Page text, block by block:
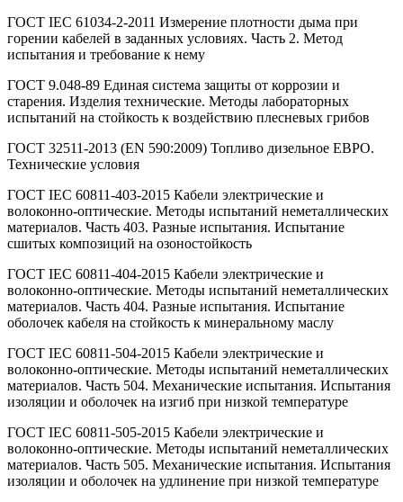
ГОСТ IEC 61034-2-2011 Измерение плотности дыма при
горении кабелей в заданных условиях. Часть 2. Метод
испытания и требование к нему
ГОСТ 9.048-89 Единая система защиты от коррозии и
старения. Изделия технические. Методы лабораторных
испытаний на стойкость к воздействию плесневых грибов
ГОСТ 32511-2013 (EN 590:2009) Топливо дизельное ЕВРО.
Технические условия
ГОСТ IEC 60811-403-2015 Кабели электрические и
волоконно-оптические. Методы испытаний неметаллических
материалов. Часть 403. Разные испытания. Испытание
сшитых композиций на озоностойкость
ГОСТ IEC 60811-404-2015 Кабели электрические и
волоконно-оптические. Методы испытаний неметаллических
материалов. Часть 404. Разные испытания. Испытание
оболочек кабеля на стойкость к минеральному маслу
ГОСТ IEC 60811-504-2015 Кабели электрические и
волоконно-оптические. Методы испытаний неметаллических
материалов. Часть 504. Механические испытания. Испытания
изоляции и оболочек на изгиб при низкой температуре
ГОСТ IEC 60811-505-2015 Кабели электрические и
волоконно-оптические. Методы испытаний неметаллических
материалов. Часть 505. Механические испытания. Испытания
изоляции и оболочек на удлинение при низкой температуре